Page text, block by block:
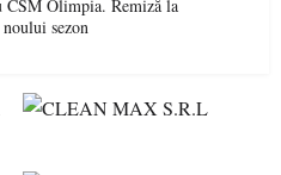
Olimpia. Remiză la
sezon